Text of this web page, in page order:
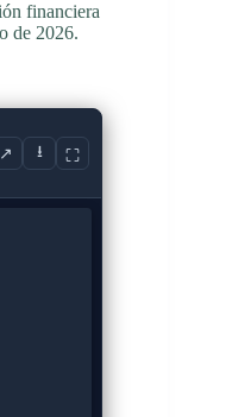
financiera
de 2026.
↗ ⭳ ⛶